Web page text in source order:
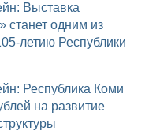
станет одним из
летию Республики
на развитие